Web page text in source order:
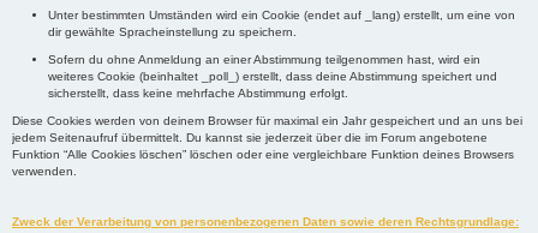
Unter bestimmten Umständen wird ein Cookie (endet auf _lang) erstellt, um eine von
dir gewählte Spracheinstellung zu speichern.
Sofern du ohne Anmeldung an einer Abstimmung teilgenommen hast, wird ein
weiteres Cookie (beinhaltet _poll_) erstellt, dass deine Abstimmung speichert und
sicherstellt, dass keine mehrfache Abstimmung erfolgt.
Diese Cookies werden von deinem Browser für maximal ein Jahr gespeichert und an uns bei
jedem Seitenaufruf übermittelt. Du kannst sie jederzeit über die im Forum angebotene
Funktion “Alle Cookies löschen” löschen oder eine vergleichbare Funktion deines Browsers
verwenden.
Zweck der Verarbeitung von personenbezogenen Daten sowie deren Rechtsgrundlage: